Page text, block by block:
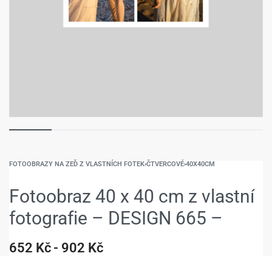
FOTOOBRAZY NA ZEĎ Z VLASTNÍCH FOTEK›ČTVERCOVÉ›40X40CM
Fotoobraz 40 x 40 cm z vlastní
fotografie – DESIGN 665 –
652 Kč 902 Kč